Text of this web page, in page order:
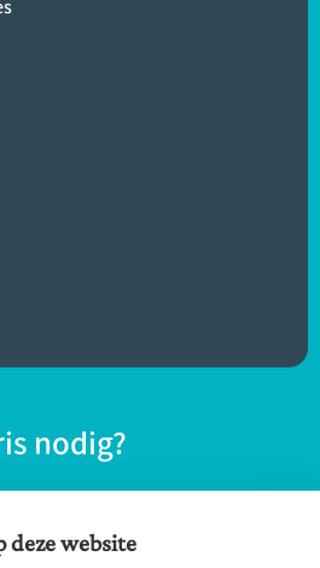
nodig?
een notaris bij jou in de
deze website